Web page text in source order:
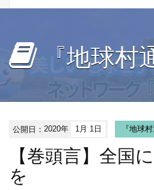
『地球村
公開日：2020年 1月 1日 『地球村
【巻頭言】全国
を